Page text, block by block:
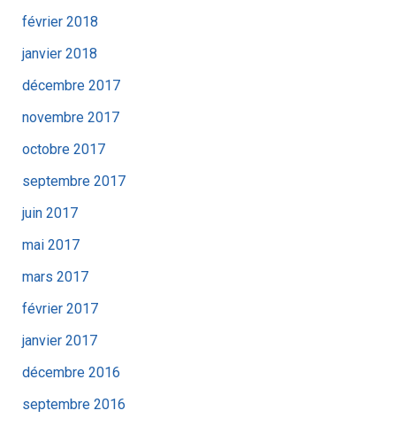
février 2018
janvier 2018
décembre 2017
novembre 2017
octobre 2017
septembre 2017
juin 2017
mai 2017
mars 2017
février 2017
janvier 2017
décembre 2016
septembre 2016